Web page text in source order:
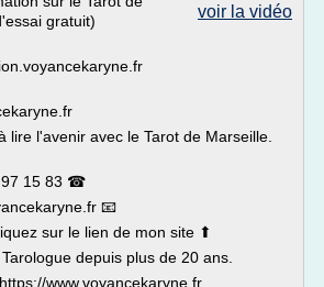
voir la vidéo
gratuit)
lire l'avenir avec le Tarot de Marseille.
97 15 83 ☎
📧
sur le lien de mon site ⬆
depuis plus de 20 ans.
www.voyancekaryne.fr